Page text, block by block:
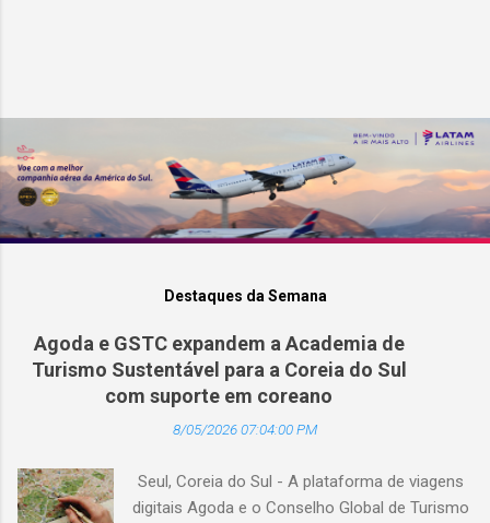
Destaques da Semana
Agoda e GSTC expandem a Academia de
Turismo Sustentável para a Coreia do Sul
com suporte em coreano
8/05/2026 07:04:00 PM
Seul, Coreia do Sul - A plataforma de viagens
digitais Agoda e o Conselho Global de Turismo